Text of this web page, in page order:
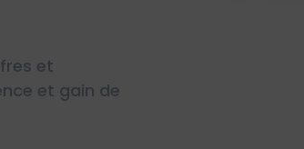
et
et gain de